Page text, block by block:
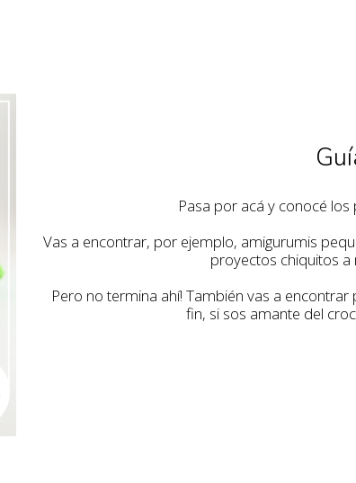
Pasa por acá y conocé
Vas a encontrar, por ejemplo, amigurumis
proyectos chiquitos a
Pero no termina ahí! También vas a
fin, si sos amante del